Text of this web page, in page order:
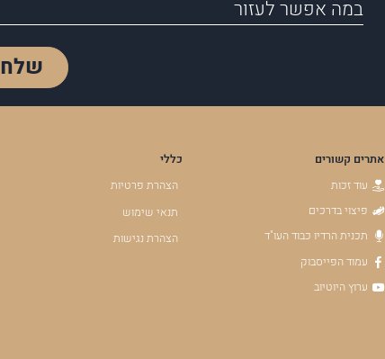
שלח
אתרים קשורים
עוד זכות
פיצוי בדרכים
תכנית הרדיו כבוד העו"ד
עמוד הפייסבוק
ערוץ היוטיוב
כללי
הצהרת פרטיות
תנאי שימוש
הצהרת נגישות